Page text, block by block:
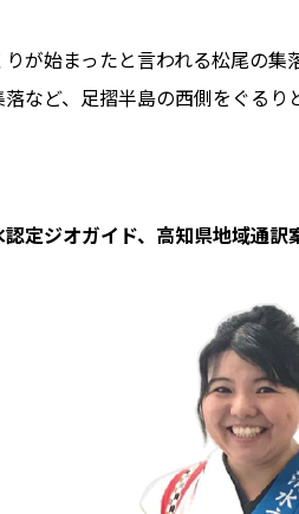
が始まったと言われる松尾の
など、足摺半島の西側をぐるり
定ジオガイド、高知県地域通訳